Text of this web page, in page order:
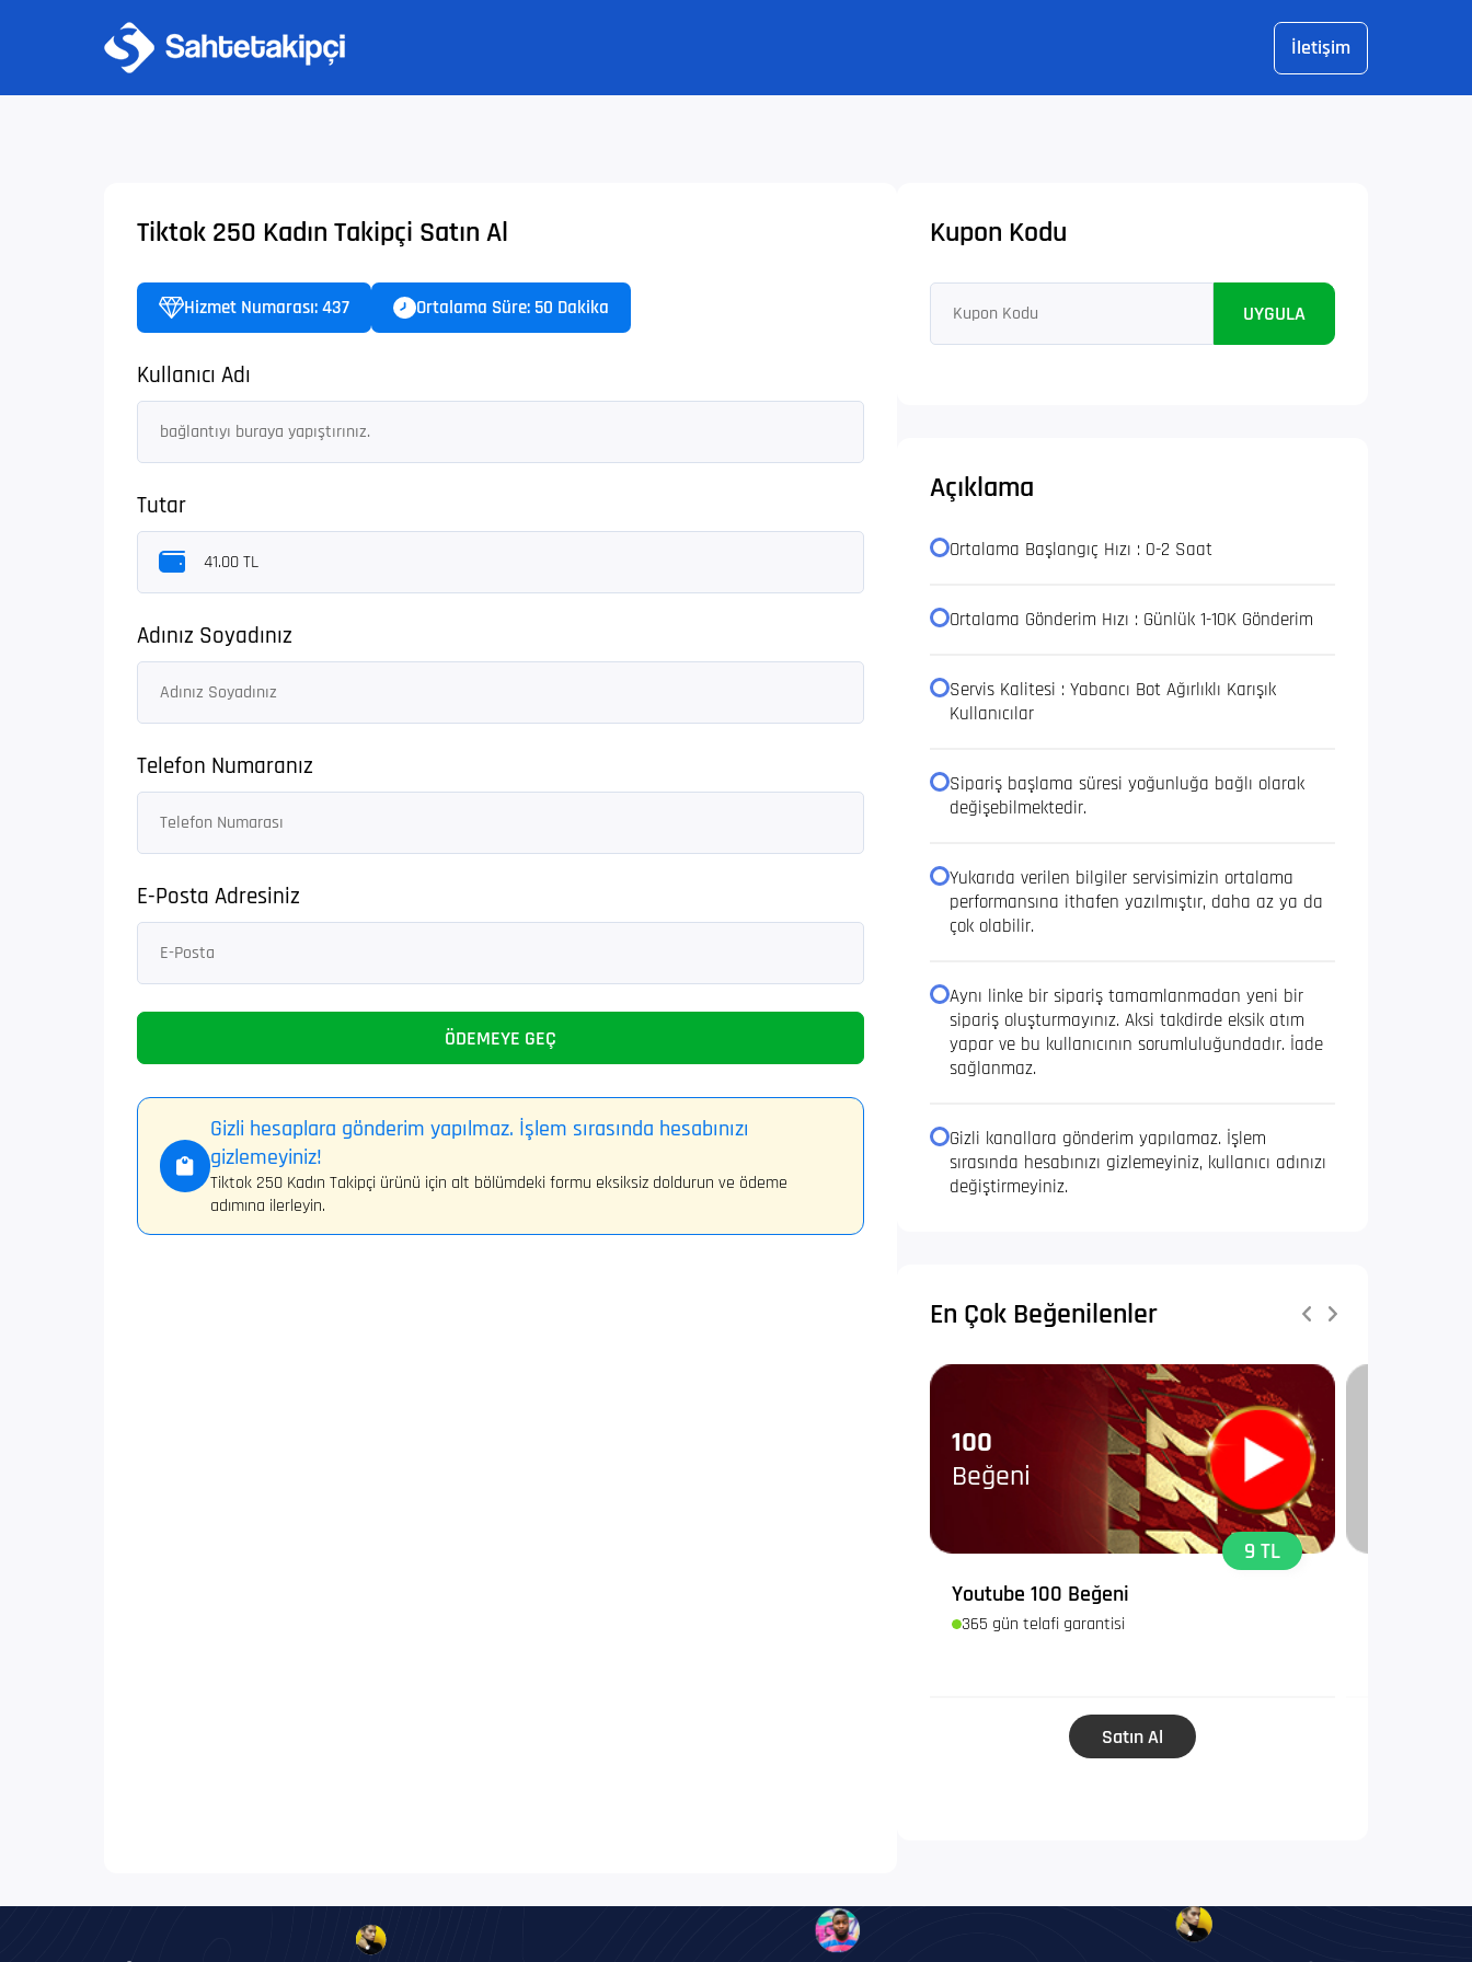
İletişim
Tiktok 250 Kadın Takipçi Satın Al
Hizmet Numarası: 437 Ortalama Süre: 50 Dakika
Kullanıcı Adı
Tutar
Adınız Soyadınız
Telefon Numaranız
E-Posta Adresiniz
ÖDEMEYE GEÇ
Gizli hesaplara gönderim yapılmaz. İşlem sırasında hesabınızı
gizlemeyiniz!
Tiktok 250 Kadın Takipçi ürünü için alt bölümdeki formu eksiksiz doldurun ve ödeme
adımına ilerleyin.
Kupon Kodu
UYGULA
Açıklama
Ortalama Başlangıç Hızı : 0-2 Saat
Ortalama Gönderim Hızı : Günlük 1-10K Gönderim
Servis Kalitesi : Yabancı Bot Ağırlıklı Karışık
Kullanıcılar
Sipariş başlama süresi yoğunluğa bağlı olarak
değişebilmektedir.
Yukarıda verilen bilgiler servisimizin ortalama
performansına ithafen yazılmıştır, daha az ya da
çok olabilir.
Aynı linke bir sipariş tamamlanmadan yeni bir
sipariş oluşturmayınız. Aksi takdirde eksik atım
yapar ve bu kullanıcının sorumluluğundadır. İade
sağlanmaz.
Gizli kanallara gönderim yapılamaz. İşlem
sırasında hesabınızı gizlemeyiniz, kullanıcı adınızı
değiştirmeyiniz.
En Çok Beğenilenler
100
Beğeni
9 TL
Youtube 100 Beğeni
365 gün telafi garantisi
Satın Al